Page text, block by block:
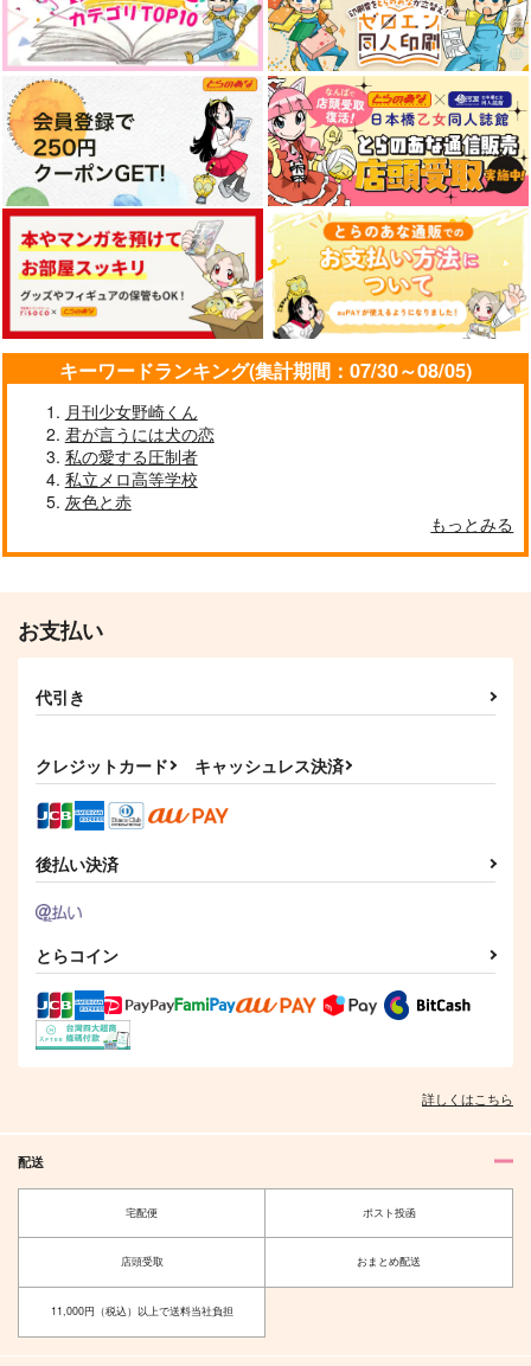
めいど いん 眞魔国
isotope
900円（税込）
眞王×村田健
サンプル
作品詳細
ふりまわさないで
isotope
787円（税込）
眞王×大賢者
サンプル
作品詳細
1,650円（税込）
サンプル
作品詳細
825円（税込）
サンプル
作品詳細
キーワードランキング(集計期間：07/30～08/05)
月刊少女野崎くん
君が言うには犬の恋
私の愛する圧制者
私立メロ高等学校
灰色と赤
もっとみる
お支払い
代引き
クレジットカード キャッシュレス決済
後払い決済
とらコイン
詳しくはこちら
配送
宅配便 ポスト投函
店頭受取 おまとめ配送
11,000円（税込）以上で送料当社負担